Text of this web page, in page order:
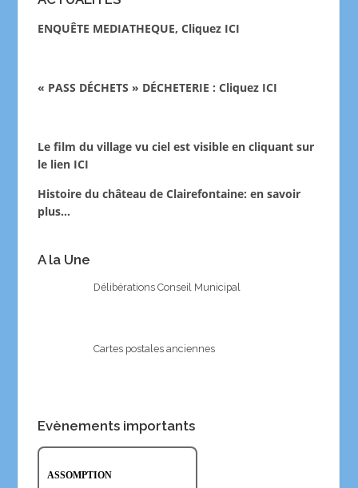
ENQUÊTE MEDIATHEQUE, Cliquez ICI
« PASS DÉCHETS » DÉCHETERIE : Cliquez ICI
Le film du village vu ciel est visible en cliquant sur
le lien ICI
Histoire du château de Clairefontaine: en savoir
plus…
A la Une
Délibérations Conseil Municipal
Cartes postales anciennes
Evènements importants
ASSOMPTION